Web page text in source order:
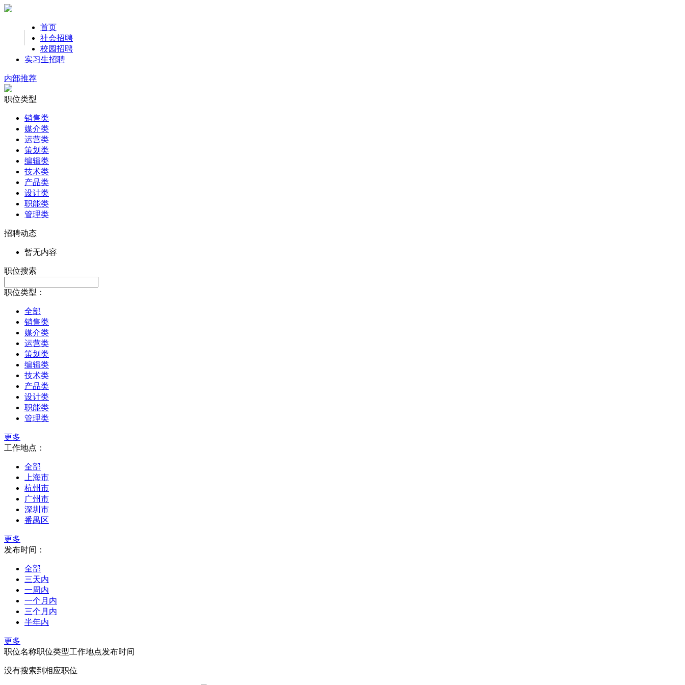
首页
社会招聘
校园招聘
实习生招聘
内部推荐
职位类型
销售类
媒介类
运营类
策划类
编辑类
技术类
产品类
设计类
职能类
管理类
招聘动态
暂无内容
职位搜索
职位类型：
全部
销售类
媒介类
运营类
策划类
编辑类
技术类
产品类
设计类
职能类
管理类
更多
工作地点：
全部
上海市
杭州市
广州市
深圳市
番禺区
更多
发布时间：
全部
三天内
一周内
一个月内
三个月内
半年内
更多
职位名称职位类型工作地点发布时间
没有搜索到相应职位